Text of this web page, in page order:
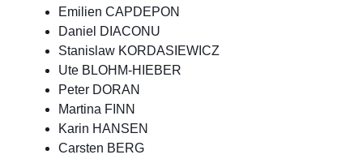
Emilien CAPDEPON
Daniel DIACONU
Stanislaw KORDASIEWICZ
Ute BLOHM-HIEBER
Peter DORAN
Martina FINN
Karin HANSEN
Carsten BERG